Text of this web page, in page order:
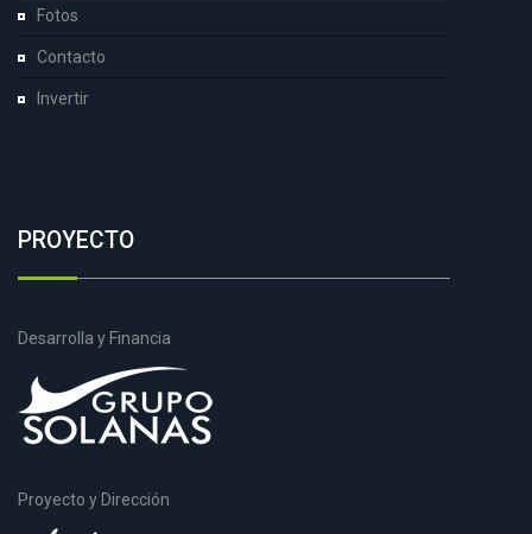
Fotos
Contacto
Invertir
PROYECTO
Desarrolla y Financia
Proyecto y Dirección